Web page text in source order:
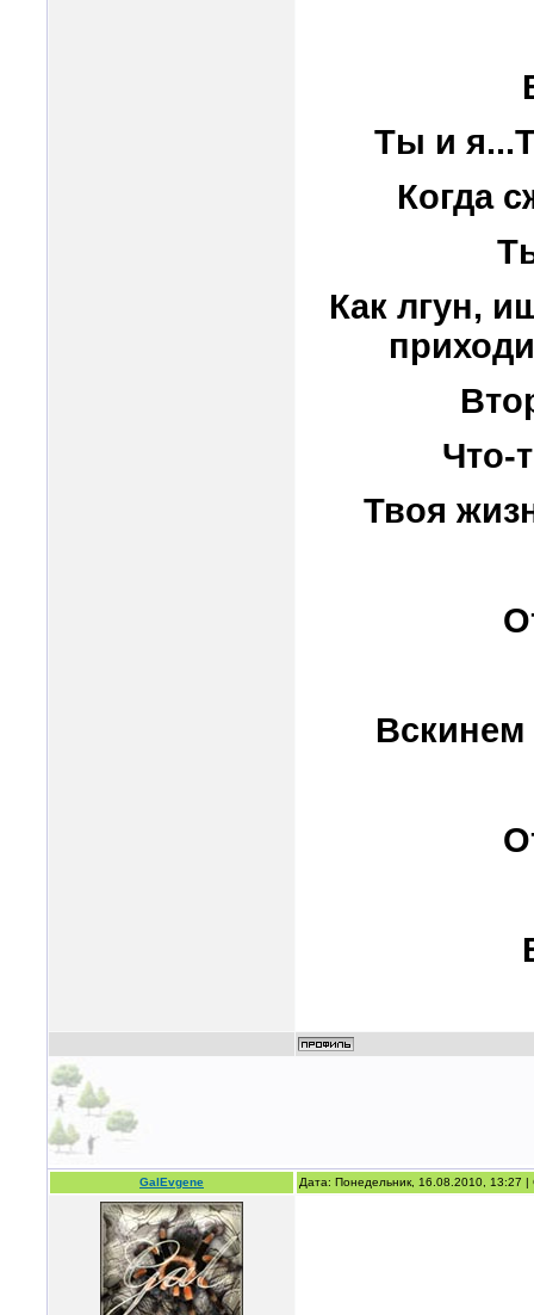
Ты и
Когда
Как лгун,
Что-
Твоя
Вскинем
GalEvgene Дата: Понедельник, 16.08.2010, 13:27